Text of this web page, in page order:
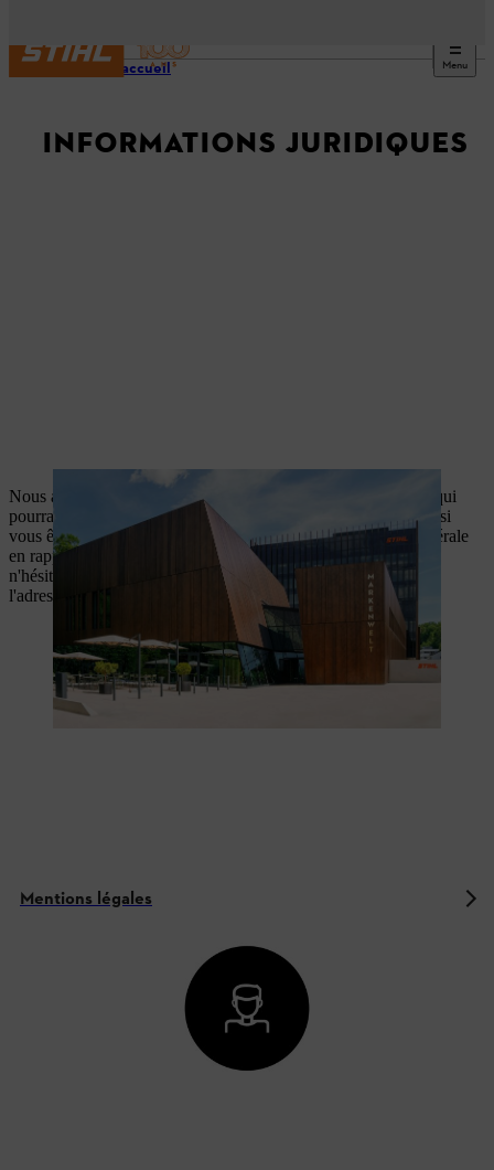
Menu
Page d’accueil
INFORMATIONS JURIDIQUES
Nous avons rassemblé pour vous des informations juridiques qui
pourraient vous être utiles lors de l'achat d'un de nos produits, si
vous êtes intéressé par l'un de nos produits ou de manière générale
en rapport avec STIHL. Si vous avez des questions à ce sujet,
n'hésitez pas à nous contacter par e-mail à
l'adresse
ou via notre formulaire de contact
Mentions légales